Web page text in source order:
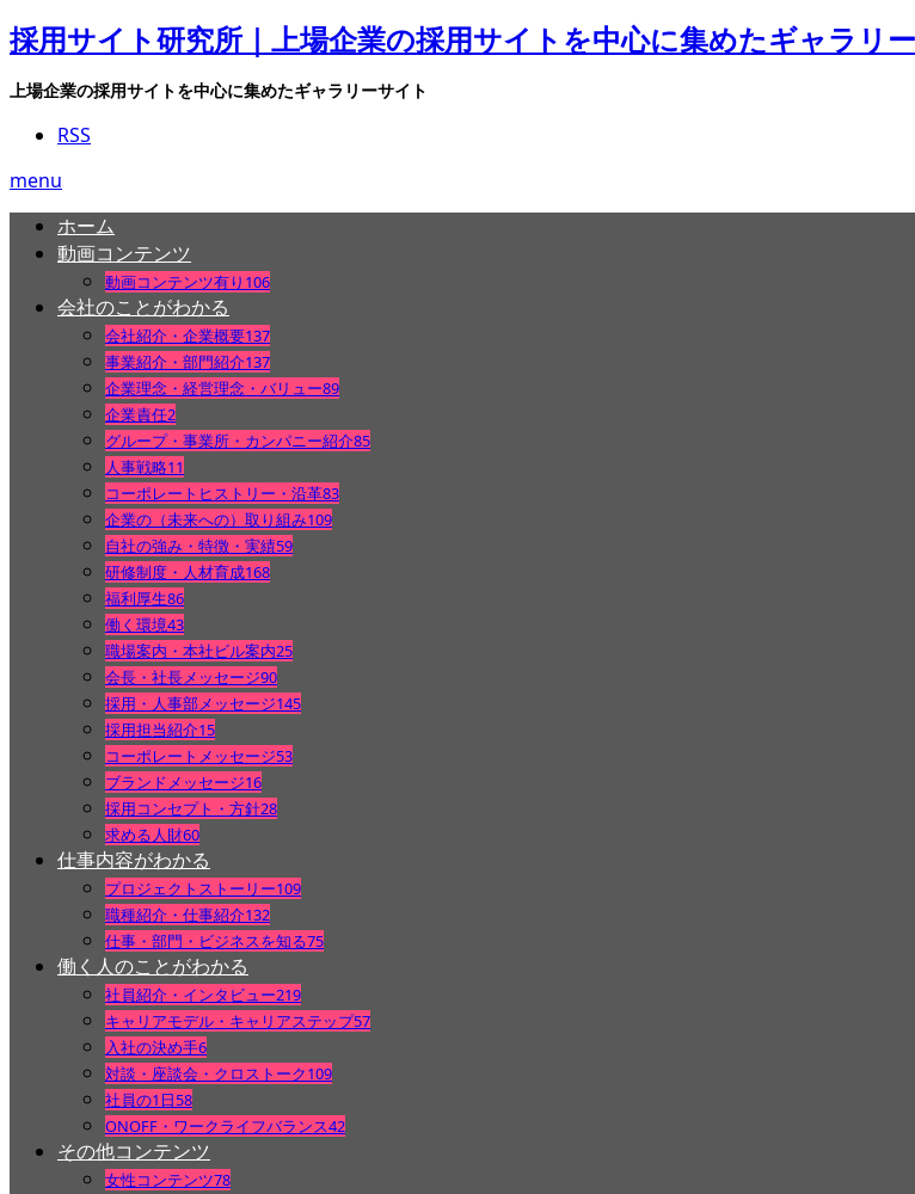
採用サイト研究所｜上場企業の採用サイトを中心に集めたギャラリ
上場企業の採用サイトを中心に集めたギャラリーサイト
RSS
menu
ホーム
動画コンテンツ
動画コンテンツ有り 106
会社のことがわかる
会社紹介・企業概要137
事業紹介・部門紹介137
企業理念・経営理念・バリュー89
企業責任2
グループ・事業所・カンパニー紹介85
人事戦略11
コーポレートヒストリー・沿革83
企業の（未来への）取り組み109
自社の強み・特徴・実績59
研修制度・人材育成168
福利厚生86
働く環境43
職場案内・本社ビル案内25
会長・社長メッセージ90
採用・人事部メッセージ145
採用担当紹介15
コーポレートメッセージ53
ブランドメッセージ16
採用コンセプト・方針28
求める人財60
仕事内容がわかる
プロジェクトストーリー109
職種紹介・仕事紹介132
仕事・部門・ビジネスを知る75
働く人のことがわかる
社員紹介・インタビュー219
キャリアモデル・キャリアステップ57
入社の決め手6
対談・座談会・クロストーク109
社員の1日58
ONOFF・ワークライフバランス42
その他コンテンツ
女性コンテンツ78